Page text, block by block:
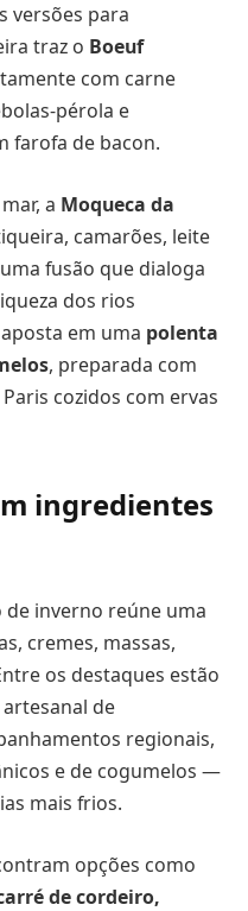
versões para
traz o Boeuf
com carne
pérola e
farofa de bacon.
a Moqueca da
camarões, leite
fusão que dialoga
dos rios
em uma polenta
, preparada com
cozidos com ervas
ingredientes
de inverno reúne uma
cremes, massas,
os destaques estão
de
regionais,
e de cogumelos —
mais frios.
opções como
de cordeiro,